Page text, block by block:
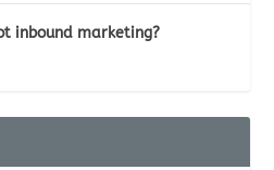
inbound marketing?